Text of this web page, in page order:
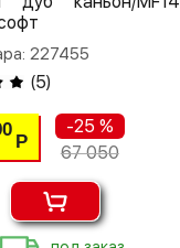
227455
(5)
Р
-25 %
67 050